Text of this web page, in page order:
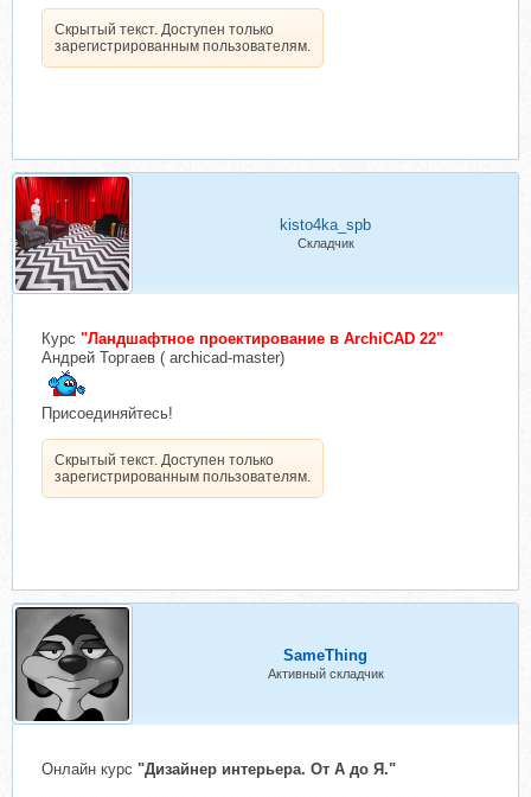
Скрытый текст. Доступен только
зарегистрированным пользователям.
kisto4ka_spb
Складчик
Курс "Ландшафтное проектирование в ArchiCAD 22"
Андрей Торгаев ( archicad-master)
Присоединяйтесь!
Скрытый текст. Доступен только
зарегистрированным пользователям.
SameThing
Активный складчик
Онлайн курс "Дизайнер интерьера. От А до Я."